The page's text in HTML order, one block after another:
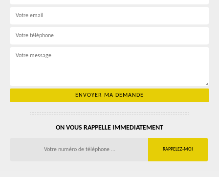
ON VOUS RAPPELLE IMMEDIATEMENT